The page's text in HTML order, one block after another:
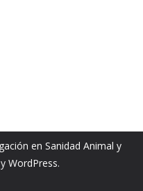
en Sanidad Animal y
y WordPress.